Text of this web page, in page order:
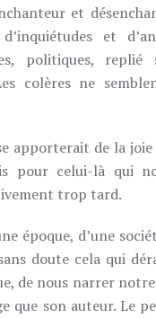
et
et
politiques,
colères ne
apporterait de la
pour celui-là qui
trop tard.
époque, d’une
doute cela qui
de nous narrer
que son auteur. Le